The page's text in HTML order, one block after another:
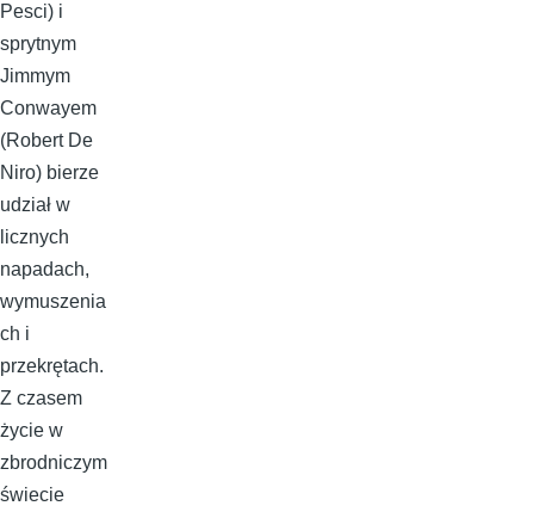
Pesci) i
sprytnym
Jimmym
Conwayem
(Robert De
Niro) bierze
udział w
licznych
napadach,
wymuszenia
ch i
przekrętach.
Z czasem
życie w
zbrodniczym
świecie